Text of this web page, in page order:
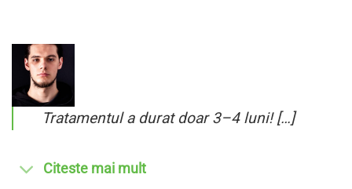
Tratamentul a durat doar 3–4 luni! […]
Citeste mai mult